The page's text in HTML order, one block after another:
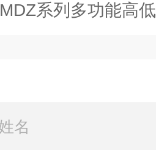
MDZ系列多功能高